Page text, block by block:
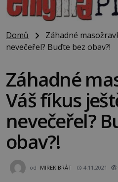
Domů
Záhadné
nevečeřel? Buďte bez obav?!
Záhadné
Váš fíkus
nevečeřel?
obav?!
od MIREK BRÁT 4.11.2021